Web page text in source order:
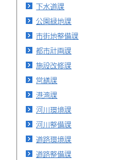
下水道課
公園緑地課
市街地整備課
都市計画課
施設改修課
営繕課
港湾課
河川環境課
河川整備課
道路環境課
道路整備課